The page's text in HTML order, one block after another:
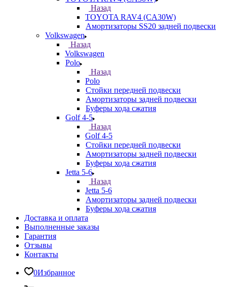
Назад
TOYOTA RAV4 (CA30W)
Амортизаторы SS20 задней подвески
Volkswagen
Назад
Volkswagen
Polo
Назад
Polo
Стойки передней подвески
Амортизаторы задней подвески
Буферы хода сжатия
Golf 4-5
Назад
Golf 4-5
Стойки передней подвески
Амортизаторы задней подвески
Буферы хода сжатия
Jetta 5-6
Назад
Jetta 5-6
Амортизаторы задней подвески
Буферы хода сжатия
Доставка и оплата
Выполненные заказы
Гарантия
Отзывы
Контакты
0Избранное